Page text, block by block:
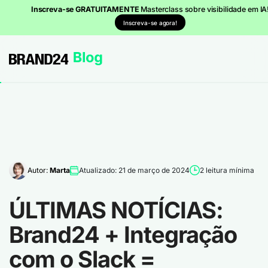
Inscreva-se GRATUITAMENTE Masterclass sobre visibilidade em
Inscreva-se agora!
Autor: Marta Atualizado: 21 de março de 2024 2 leitura mínima
ÚLTIMAS NOTÍCIAS:
Brand24 + Integração
com o Slack =